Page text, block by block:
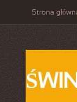
Strona